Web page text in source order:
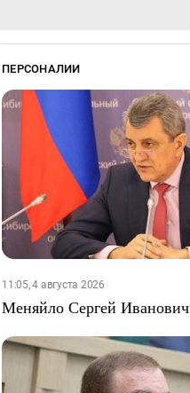
ПЕРСОНАЛИИ
11:05, 4 августа 2026
Меняйло Сергей Иванович